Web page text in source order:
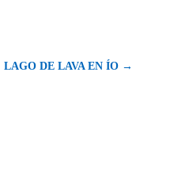
LAGO DE LAVA EN ÍO →